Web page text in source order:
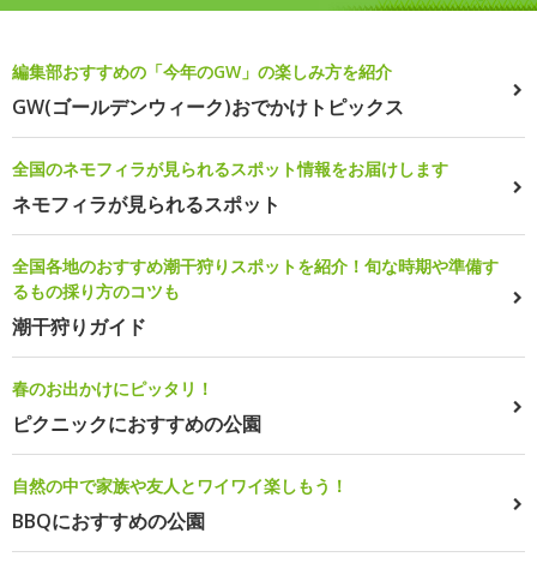
編集部おすすめの「今年のGW」の楽しみ方を紹介
GW(ゴールデンウィーク)おでかけトピックス
全国のネモフィラが見られるスポット情報をお届けします
ネモフィラが見られるスポット
全国各地のおすすめ潮干狩りスポットを紹介！旬な時期や準備す
るもの採り方のコツも
潮干狩りガイド
春のお出かけにピッタリ！
ピクニックにおすすめの公園
自然の中で家族や友人とワイワイ楽しもう！
BBQにおすすめの公園